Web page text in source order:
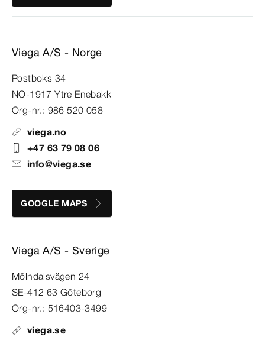
Viega A/S - Norge
Postboks 34
NO-1917 Ytre Enebakk
Org-nr.: 986 520 058
viega.no
+47 63 79 08 06
info@viega.se
GOOGLE MAPS
Viega A/S - Sverige
Mölndalsvägen 24
SE-412 63 Göteborg
Org-nr.: 516403-3499
viega.se